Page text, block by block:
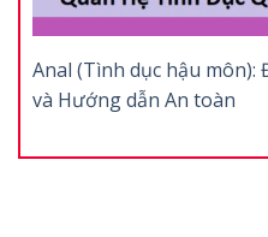
Anal (Tình dục hậu môn):
và Hướng dẫn An toàn